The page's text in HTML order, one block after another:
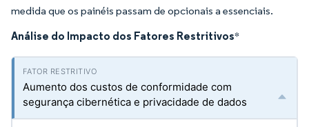
medida que os painéis passam de opcionais a essenciais.
Análise do Impacto dos Fatores Restritivos*
Aumento dos custos de conformidade com
segurança cibernética e privacidade de dados